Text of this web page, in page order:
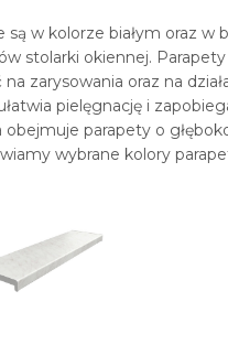
w kolorze białym oraz w
stolarki okiennej.
zarysowania oraz na
pielęgnację i
parapety o
wybrane kolory